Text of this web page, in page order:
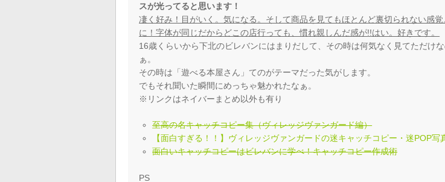
スが光ってると思います！
凄く好み！目がいく。気になる。そして商品を見てもほとんど裏切られない感覚
に！字体が同じだからどこの店行っても、慣れ親しんだ感が!!はい。好きです。
16歳くらいから下北のビレバンにはまりだして、その時は何気なく見てただけ
ぁ。
その時は「遊べる本屋さん」てのがテーマだった気がします。
でもそれ聞いた瞬間にめっちゃ魅かれたなぁ。
※リンクはネイバーまとめ以外も有り
至高の名キャッチコピー集（ヴィレッジヴァンガード編）
【面白すぎる！！】ヴィレッジヴァンガードの迷キャッチコピー・迷POP写
面白いキャッチコピーはビレバンに学べ！キャッチコピー作成術
PS